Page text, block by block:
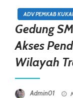
ADV PEMKAB
Gedung
Akses
Wilayah
Admin01